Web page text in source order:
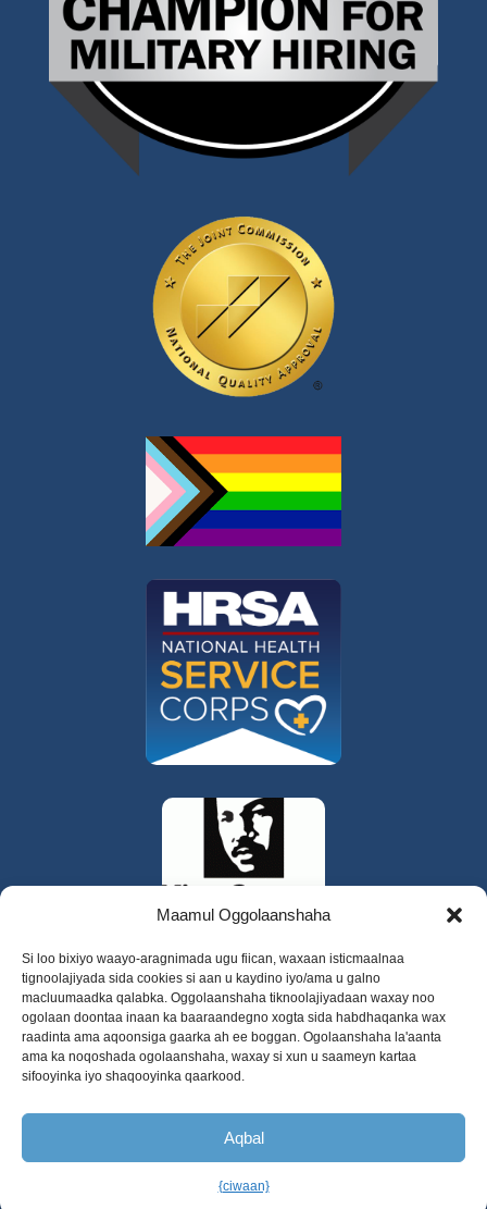
Maamul Oggolaanshaha
Si loo bixiyo waayo-aragnimada ugu fiican, waxaan isticmaalnaa
tignoolajiyada sida cookies si aan u kaydino iyo/ama u galno
macluumaadka qalabka. Oggolaanshaha tiknoolajiyadaan waxay noo
ogolaan doontaa inaan ka baaraandegno xogta sida habdhaqanka wax
raadinta ama aqoonsiga gaarka ah ee boggan. Ogolaanshaha la'aanta
ama ka noqoshada ogolaanshaha, waxay si xun u saameyn kartaa
sifooyinka iyo shaqooyinka qaarkood.
Aqbal
{ciwaan}
Xuquuqda daabacaadda 2025 Daryeelka
Caafimaadka Dhaqanka ee Magaalooyinka